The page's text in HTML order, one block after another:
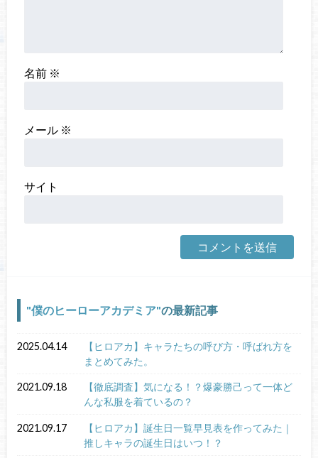
名前 ※
メール ※
サイト
僕のヒーローアカデミア の最新記事
2025.04.14
【ヒロアカ】キャラたちの呼び方・呼ばれ方を
まとめてみた。
2021.09.18
【徹底調査】気になる！？爆豪勝己って一体ど
んな私服を着ているの？
2021.09.17
【ヒロアカ】誕生日一覧早見表を作ってみた｜
推しキャラの誕生日はいつ！？